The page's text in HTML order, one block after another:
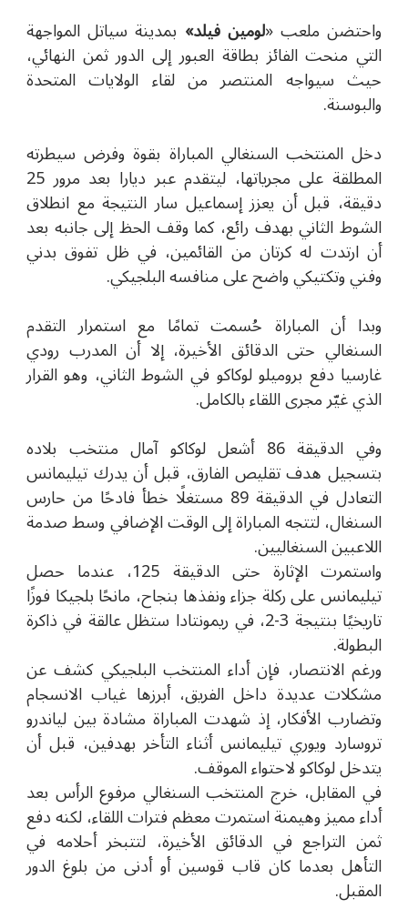
واحتضن ملعب «لومين فيلد» بمدينة سياتل المواجهة
التي منحت الفائز بطاقة العبور إلى الدور ثمن النهائي،
حيث سيواجه المنتصر من لقاء الولايات المتحدة
والبوسنة.
دخل المنتخب السنغالي المباراة بقوة وفرض سيطرته
المطلقة على مجرياتها، ليتقدم عبر ديارا بعد مرور 25
دقيقة، قبل أن يعزز إسماعيل سار النتيجة مع انطلاق
الشوط الثاني بهدف رائع، كما وقف الحظ إلى جانبه بعد
أن ارتدت له كرتان من القائمين، في ظل تفوق بدني
وفني وتكتيكي واضح على منافسه البلجيكي.
وبدا أن المباراة حُسمت تمامًا مع استمرار التقدم
السنغالي حتى الدقائق الأخيرة، إلا أن المدرب رودي
غارسيا دفع بروميلو لوكاكو في الشوط الثاني، وهو القرار
الذي غيّر مجرى اللقاء بالكامل.
وفي الدقيقة 86 أشعل لوكاكو آمال منتخب بلاده
بتسجيل هدف تقليص الفارق، قبل أن يدرك تيليمانس
التعادل في الدقيقة 89 مستغلًا خطأ فادحًا من حارس
السنغال، لتتجه المباراة إلى الوقت الإضافي وسط صدمة
اللاعبين السنغاليين.
واستمرت الإثارة حتى الدقيقة 125، عندما حصل
تيليمانس على ركلة جزاء ونفذها بنجاح، مانحًا بلجيكا فوزًا
تاريخيًا بنتيجة 3-2، في ريمونتادا ستظل عالقة في ذاكرة
البطولة.
ورغم الانتصار، فإن أداء المنتخب البلجيكي كشف عن
مشكلات عديدة داخل الفريق، أبرزها غياب الانسجام
وتضارب الأفكار، إذ شهدت المباراة مشادة بين لياندرو
تروسارد ويوري تيليمانس أثناء التأخر بهدفين، قبل أن
يتدخل لوكاكو لاحتواء الموقف.
في المقابل، خرج المنتخب السنغالي مرفوع الرأس بعد
أداء مميز وهيمنة استمرت معظم فترات اللقاء، لكنه دفع
ثمن التراجع في الدقائق الأخيرة، لتتبخر أحلامه في
التأهل بعدما كان قاب قوسين أو أدنى من بلوغ الدور
المقبل.